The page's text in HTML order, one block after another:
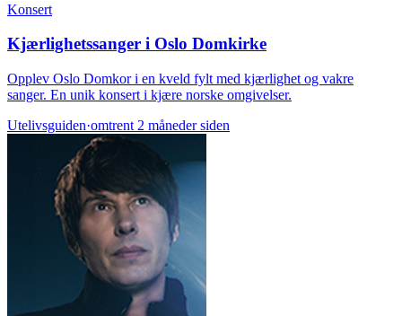
Konsert
Kjærlighetssanger i Oslo Domkirke
Opplev Oslo Domkor i en kveld fylt med kjærlighet og vakre
sanger. En unik konsert i kjære norske omgivelser.
Utelivsguiden·omtrent 2 måneder siden